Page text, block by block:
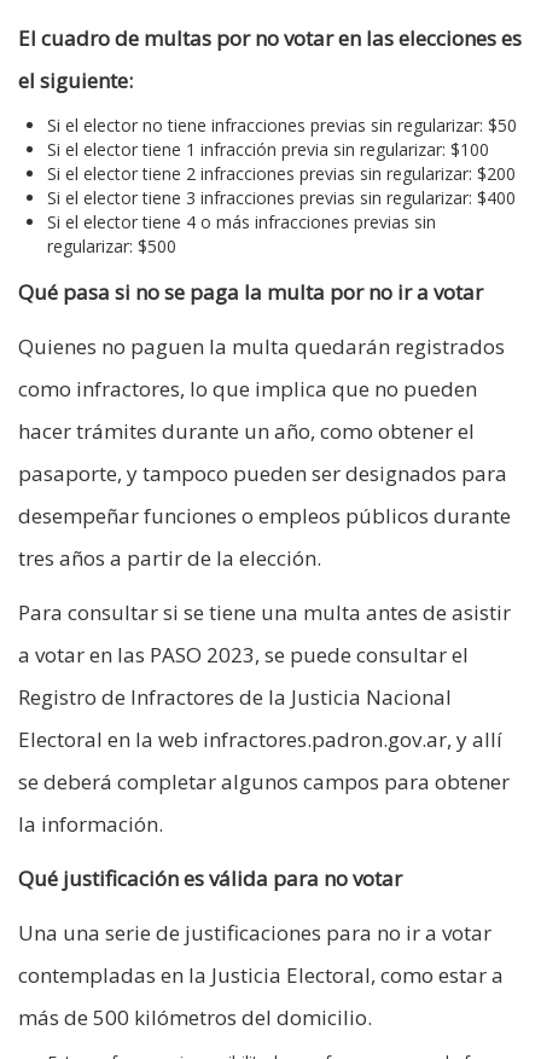
El cuadro de multas por no votar en las elecciones es
el siguiente:
Si el elector no tiene infracciones previas sin regularizar: $50
Si el elector tiene 1 infracción previa sin regularizar: $100
Si el elector tiene 2 infracciones previas sin regularizar: $200
Si el elector tiene 3 infracciones previas sin regularizar: $400
Si el elector tiene 4 o más infracciones previas sin
regularizar: $500
Qué pasa si no se paga la multa por no ir a votar
Quienes no paguen la multa quedarán registrados
como infractores, lo que implica que no pueden
hacer trámites durante un año, como obtener el
pasaporte, y tampoco pueden ser designados para
desempeñar funciones o empleos públicos durante
tres años a partir de la elección.
Para consultar si se tiene una multa antes de asistir
a votar en las PASO 2023, se puede consultar el
Registro de Infractores de la Justicia Nacional
Electoral en la web infractores.padron.gov.ar, y allí
se deberá completar algunos campos para obtener
la información.
Qué justificación es válida para no votar
Una una serie de justificaciones para no ir a votar
contempladas en la Justicia Electoral, como estar a
más de 500 kilómetros del domicilio.